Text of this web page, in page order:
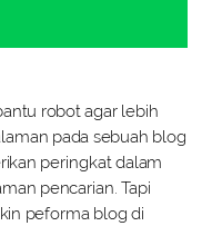
robot agar lebih
pada sebuah blog
peringkat dalam
pencarian. Tapi
peforma blog di